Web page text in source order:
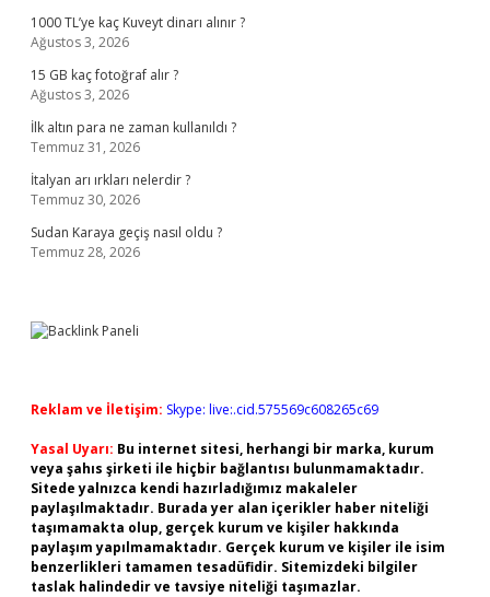
1000 TL’ye kaç Kuveyt dinarı alınır ?
Ağustos 3, 2026
15 GB kaç fotoğraf alır ?
Ağustos 3, 2026
İlk altın para ne zaman kullanıldı ?
Temmuz 31, 2026
İtalyan arı ırkları nelerdir ?
Temmuz 30, 2026
Sudan Karaya geçiş nasıl oldu ?
Temmuz 28, 2026
Reklam ve İletişim: Skype: live:.cid.575569c608265c69
Yasal Uyarı: Bu internet sitesi, herhangi bir marka, kurum
veya şahıs şirketi ile hiçbir bağlantısı bulunmamaktadır.
Sitede yalnızca kendi hazırladığımız makaleler
paylaşılmaktadır. Burada yer alan içerikler haber niteliği
taşımamakta olup, gerçek kurum ve kişiler hakkında
paylaşım yapılmamaktadır. Gerçek kurum ve kişiler ile isim
benzerlikleri tamamen tesadüfidir. Sitemizdeki bilgiler
taslak halindedir ve tavsiye niteliği taşımazlar.